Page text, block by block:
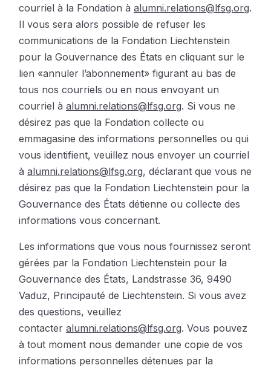
courriel à la Fondation à alumni.relations@lfsg.org.
Il vous sera alors possible de refuser les
communications de la Fondation Liechtenstein
pour la Gouvernance des États en cliquant sur le
lien «annuler l’abonnement» figurant au bas de
tous nos courriels ou en nous envoyant un
courriel à alumni.relations@lfsg.org. Si vous ne
désirez pas que la Fondation collecte ou
emmagasine des informations personnelles ou qui
vous identifient, veuillez nous envoyer un courriel
à alumni.relations@lfsg.org, déclarant que vous ne
désirez pas que la Fondation Liechtenstein pour la
Gouvernance des États détienne ou collecte des
informations vous concernant.
Les informations que vous nous fournissez seront
gérées par la Fondation Liechtenstein pour la
Gouvernance des États, Landstrasse 36, 9490
Vaduz, Principauté de Liechtenstein. Si vous avez
des questions, veuillez
contacter alumni.relations@lfsg.org. Vous pouvez
à tout moment nous demander une copie de vos
informations personnelles détenues par la